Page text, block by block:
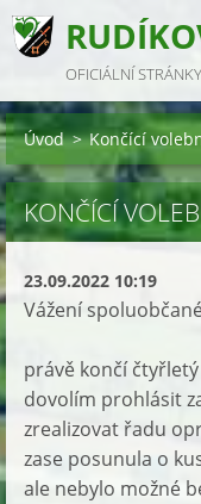
OFICIÁLNÍ
Úvod > Končící
KONČÍCÍ
23.09.2022 10:19
Vážení
právě končí
dovolím prohlásit
zrealizovat řadu
zase posunula o
ale nebylo možné